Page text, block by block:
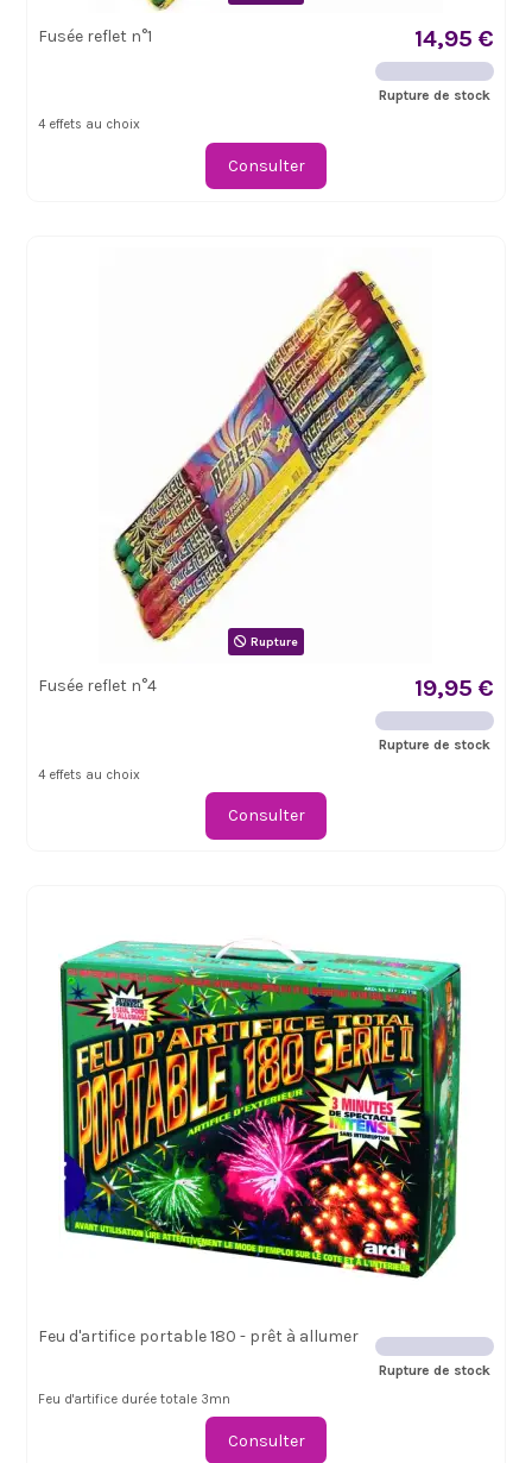
Fusée reflet n°1 14,95 €
Rupture de stock
4 effets au choix
Consulter
Rupture
Fusée reflet n°4 19,95 €
Rupture de stock
4 effets au choix
Consulter
Feu d'artifice portable 180 - prêt à allumer
Rupture de stock
Feu d'artifice durée totale 3mn
Consulter